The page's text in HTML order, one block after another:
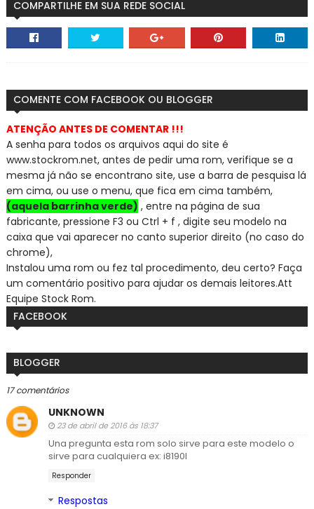
COMPARTILHE EM SUA REDE SOCIAL
COMENTE COM FACEBOOK OU BLOGGER
ATENÇÃO ANTES DE COMENTAR !!!
A senha para todos os arquivos aqui do site é
www.stockrom.net, antes de pedir uma rom, verifique se a
mesma já não se encontrano site, use a barra de pesquisa lá
em cima, ou use o menu, que fica em cima também,
(aquela barrinha verde) , entre na página de sua
fabricante, pressione F3 ou Ctrl + f , digite seu modelo na
caixa que vai aparecer no canto superior direito (no caso do
chrome),
Instalou uma rom ou fez tal procedimento, deu certo? Faça
um comentário positivo para ajudar os demais leitores.Att
Equipe Stock Rom.
FACEBOOK
BLOGGER
17 comentários
UNKNOWN
23 de abril de 2016 às 18:37
Una pregunta esta rom solo sirve para este modelo o
sirve para cualquiera ex: i8190l
Responder
Respostas